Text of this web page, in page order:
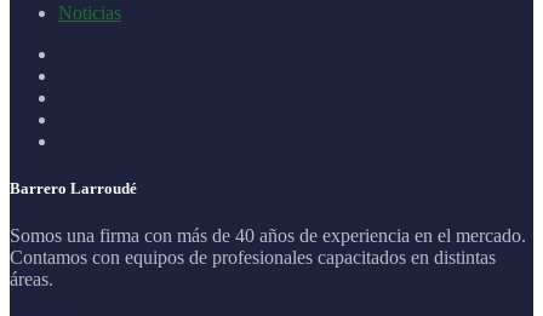
Noticias
Barrero Larroudé
Somos una firma con más de 40 años de experiencia en el mercado.
Contamos con equipos de profesionales capacitados en distintas
áreas.